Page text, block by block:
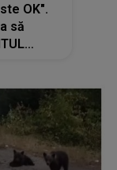
OK".
să